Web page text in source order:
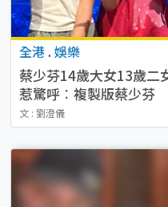
全港 . 娛樂
蔡少芬14歲大女13歲二
惹驚呼︰複製版蔡少芬
文 : 劉澄儀